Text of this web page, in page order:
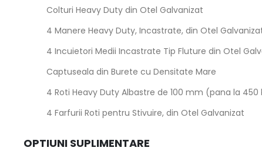
Colturi Heavy Duty din Otel Galvanizat
4 Manere Heavy Duty, Incastrate, din Otel
4 Incuietori Medii Incastrate Tip Fluture din Otel
Captuseala din Burete cu Densitate Mare
4 Roti Heavy Duty Albastre de 100 mm (pana la 450
4 Farfurii Roti pentru Stivuire, din Otel Galvanizat
OPTIUNI SUPLIMENTARE